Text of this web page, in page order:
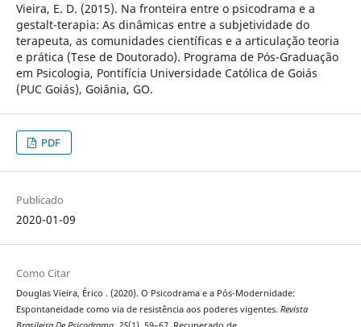
Vieira, E. D. (2015). Na fronteira entre o psicodrama e a
gestalt-terapia: As dinâmicas entre a subjetividade do
terapeuta, as comunidades científicas e a articulação teoria
e prática (Tese de Doutorado). Programa de Pós-Graduação
em Psicologia, Pontifícia Universidade Católica de Goiás
(PUC Goiás), Goiânia, GO.
PDF
Publicado
2020-01-09
Como Citar
Douglas Vieira, Érico . (2020). O Psicodrama e a Pós-Modernidade:
Espontaneidade como via de resistência aos poderes vigentes. Revista